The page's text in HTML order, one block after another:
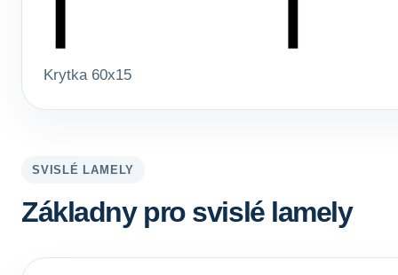
Krytka 60x15
SVISLÉ LAMELY
Základny pro svislé lamely